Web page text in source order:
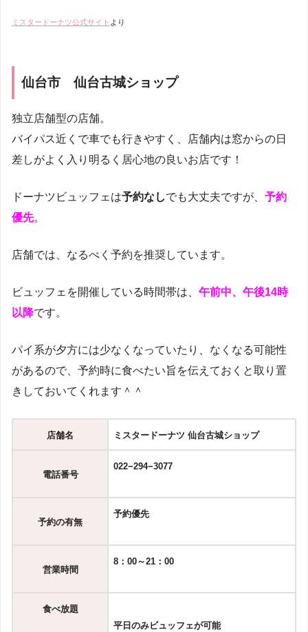
ミスタードーナツ公式サイト より
仙台市 仙台古城ショップ
独立店舗型の店舗。
バイパス近くで車でも行きやすく、店舗内は窓からの日
差しがよく入り明るく居心地の良いお店です！
ドーナツビュッフェは予約なしでも大丈夫ですが、 予約
優先。
店舗では、なるべく予約を推奨しています。
ビュッフェを開催している時間帯は、 午前中、午後14時
以降です。
パイ系が夕方には少なくなっていたり、なくなる可能性
があるので、予約時に食べたい旨を伝えておくと取り置
きしておいてくれます＾＾
店舗名 ミスタードーナツ 仙台古城ショップ
電話番号
022−294−3077
予約の有無
予約優先
営業時間
8：00～21：00
食べ放題
平日のみビュッフェが可能